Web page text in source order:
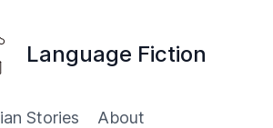
Language Fiction
Stories About